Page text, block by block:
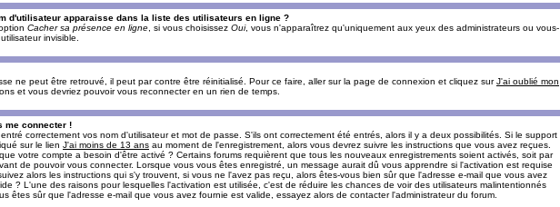
d'utilisateur apparaisse dans la liste des utilisateurs en ligne ?
Cacher sa présence en ligne , si vous choisissez Oui, vous n'apparaîtrez qu'uniquement aux yeux des administrateurs ou vous-
invisible.
ne peut être retrouvé, il peut par contre être réinitialisé. Pour ce faire, aller sur la page de connexion et cliquez surJ'ai oublié mon
et vous devriez pouvoir vous reconnecter en un rien de temps.
me connecter !
correctement vos nom d'utilisateur et mot de passe. S'ils ont correctement été entrés, alors il y a deux possibilités. Si le support
sur le lien J'ai moins de 13 ans au moment de l'enregistrement, alors vous devrez suivre les instructions que vous avez reçues.
votre compte a besoin d'être activé ? Certains forums requièrent que tous les nouveaux enregistrements soient activés, soit par
de pouvoir vous connecter. Lorsque vous vous êtes enregistré, un message aurait dû vous apprendre si l'activation est requise
alors les instructions qui s'y trouvent, si vous ne l'avez pas reçu, alors êtes-vous bien sûr que l'adresse e-mail que vous avez
? L'une des raisons pour lesquelles l'activation est utilisée, c'est de réduire les chances de voir des utilisateurs malintentionnés
êtes sûr que l'adresse e-mail que vous avez fournie est valide, essayez alors de contacter l'administrateur du forum.